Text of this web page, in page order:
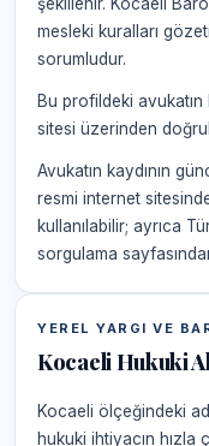
mesleki kuralları
sorumludur.
Bu profildeki
sitesi üzerinden
Avukatın kaydının
resmi internet
kullanılabilir; ayrıca
sorgulama
YEREL YARGI VE
Kocaeli Hukuki
Kocaeli ölçeğindeki
hukuki ihtiyacın hızla